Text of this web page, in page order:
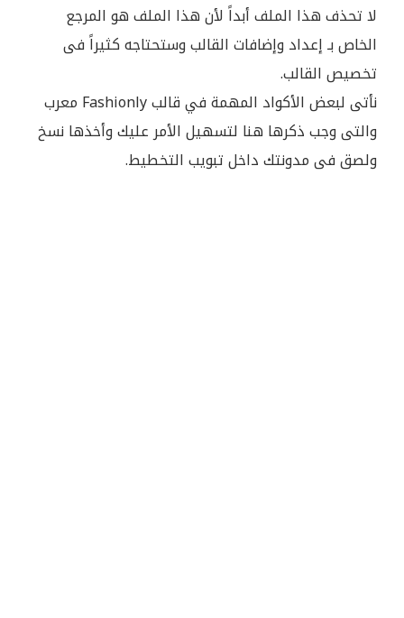
لا تحذف هذا الملف أبداً لأن هذا الملف هو المرجع
الخاص بـ إعداد وإضافات القالب وستحتاجه كثيراً فى
تخصيص القالب.
نأتى لبعض الأكواد المهمة في قالب Fashionly معرب
والتى وجب ذكرها هنا لتسهيل الأمر عليك وأخذها نسخ
ولصق فى مدونتك داخل تبويب التخطيط.